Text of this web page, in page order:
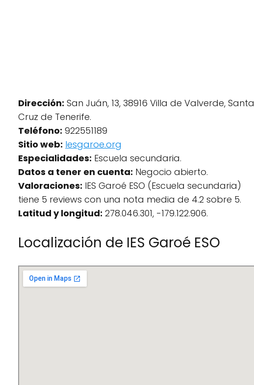
Dirección: San Juán, 13, 38916 Villa de Valverde, Santa
Cruz de Tenerife.
Teléfono: 922551189
Sitio web: Iesgaroe.org
Especialidades: Escuela secundaria.
Datos a tener en cuenta: Negocio abierto.
Valoraciones: IES Garoé ESO (Escuela secundaria)
tiene 5 reviews con una nota media de 4.2 sobre 5.
Latitud y longitud: 278.046.301, -179.122.906.
Localización de IES Garoé ESO